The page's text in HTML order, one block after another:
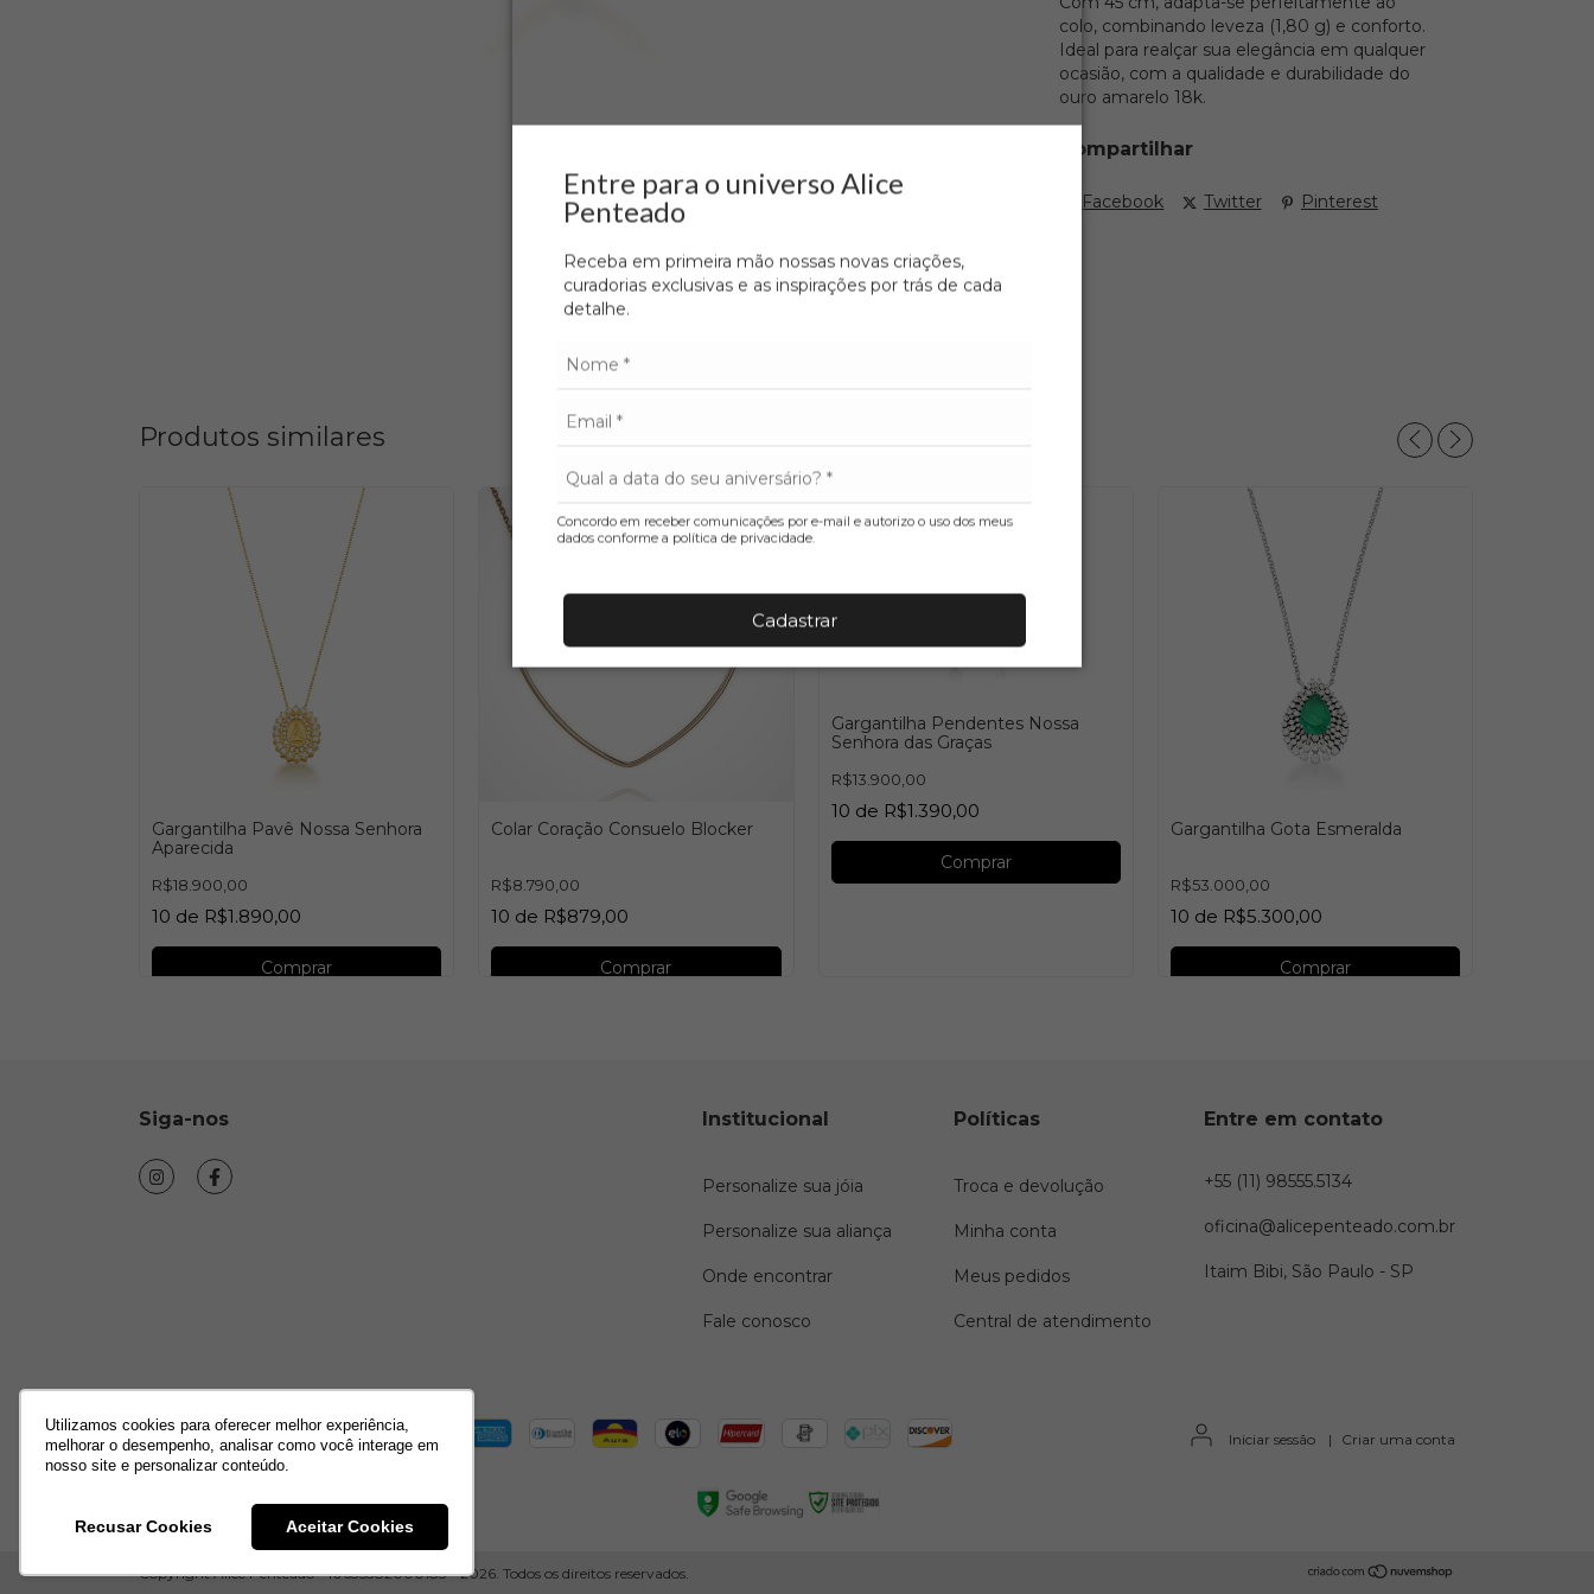
Entre para o universo Alice
Penteado
Receba em primeira mão nossas novas criações,
curadorias exclusivas e as inspirações por trás de cada
detalhe.
Concordo em receber comunicações por e-mail e autorizo o uso dos meus
dados conforme a política de privacidade.
Cadastrar
Utilizamos cookies para oferecer melhor experiência,
melhorar o desempenho, analisar como você interage em
nosso site e personalizar conteúdo.
Recusar Cookies Aceitar Cookies
colo, combinando leveza (1,80 g) e conforto.
Ideal para realçar sua elegância em qualquer
ocasião, com a qualidade e durabilidade do
ouro amarelo 18k.
Compartilhar
Facebook Twitter Pinterest
Produtos similares
Gargantilha Pavê Nossa Senhora
Aparecida
R$18.900,00
10 de R$1.890,00
Comprar
GRÁTIS
Colar Coração Consuelo Blocker
R$8.790,00
10 de R$879,00
Comprar
Gargantilha Pendentes Nossa
Senhora das Graças
R$13.900,00
10 de R$1.390,00
Comprar
Gargantilha Gota Esmeralda
R$53.000,00
10 de R$5.300,00
Comprar
Siga-nos Institucional
Personalize sua jóia
Personalize sua aliança
Onde encontrar
Fale conosco
Políticas
Troca e devolução
Minha conta
Meus pedidos
Central de atendimento
Entre em contato
+55 (11) 98555.5134
oficina@alicepenteado.com.br
Itaim Bibi, São Paulo - SP
Iniciar sessão | Criar uma conta
Copyright Alice Penteado - 10635382000183 - 2026. Todos os direitos reservados.